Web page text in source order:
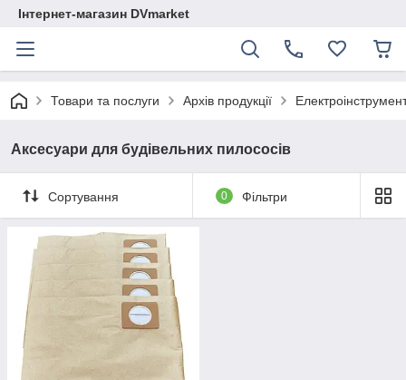
Інтернет-магазин DVmarket
Товари та послуги Архів продукції
Аксесуари для будівельних пилососів
Сортування 0 Фільтри